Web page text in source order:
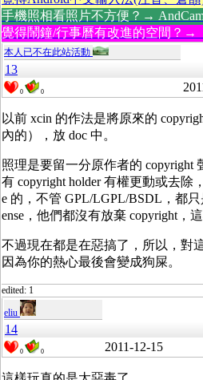
手機照相看照片不方便？→
覺得鬧鐘/行事曆有改進的空間？→
本人已不在此站活動
13
0 0
以前 xcin 的作法是將原來的
內的），放 doc 中。
照理是要留一分原作者的 copyright
有 copyright holder 有權更動或去除
e 的，不管 GPL/LGPL/BSDL，都
ense，他們都沒有放棄 copyright，這
不過現在都是在惡搞了，所以，對
因為你的熱心最後會變成狗屎。
edited: 1
eliu
14
0 0 2011-12-15